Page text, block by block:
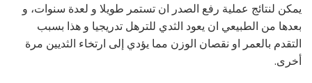
يمكن لنتائج عملية رفع الصدر ان تستمر طويلا و لعدة سنوات، و
بعدها من الطبيعي ان يعود الثدي للترهل تدريجيا و هذا بسبب
التقدم بالعمر او نقصان الوزن مما يؤدي إلى ارتخاء الثديين مرة
أخرى.